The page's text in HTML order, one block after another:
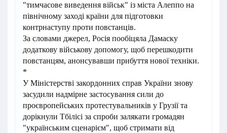
"тимчасове виведення військ" із міста Алеппо на
північному заході країни для підготовки
контрнаступу проти повстанців.
За словами джерел, Росія пообіцяла Дамаску
додаткову військову допомогу, щоб перешкодити
повстанцям, анонсувавши прибуття нової техніки.
*
У Міністерстві закордонних справ України знову
засудили надмірне застосування сили до
проєвропейських протестувальників у Грузії та
дорікнули Тбілісі за спроби залякати громадян
"українським сценарієм", щоб стримати від